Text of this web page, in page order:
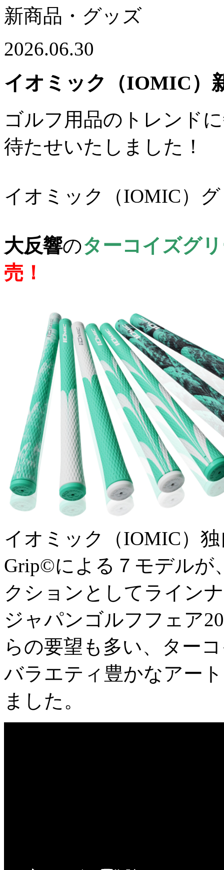
新商品・グッズ
2026.06.30
イオミック（IOMIC）
ゴルフ用品のトレンド
待たせいたしました！
イオミック（IOMIC）
大反響のターコイズグ
売！
イオミック（IOMIC）
Grip©による７モデルが
クションとしてライン
ジャパンゴルフフェア
らの要望も多い、ター
バラエティ豊かなアー
ました。